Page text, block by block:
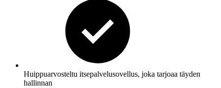
Huippuarvosteltu itsepalvelusovellus, joka tarjoaa täyden
hallinnan